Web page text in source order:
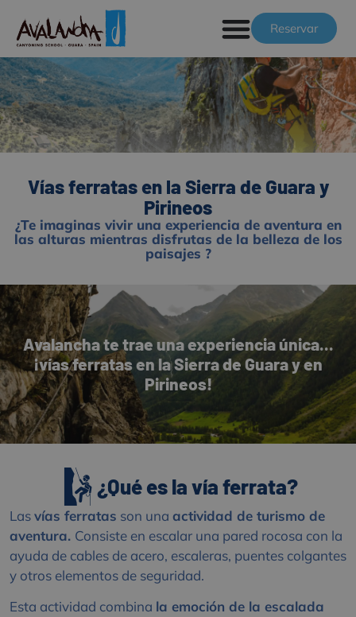
Reservar
Vías ferratas en la Sierra de Guara y
Pirineos
¿Te imaginas vivir una experiencia de aventura en
las alturas mientras disfrutas de la belleza de los
paisajes ?
Avalancha te trae una experiencia única...
¡vías ferratas en la Sierra de Guara y en
Pirineos!
¿Qué es la vía ferrata?
Lasvías ferratas son una actividad de turismo de
aventura. Consiste en escalar una pared rocosa con la
ayuda de cables de acero, escaleras, puentes colgantes
y otros elementos de seguridad.
Esta actividad combina la emoción de la escalada